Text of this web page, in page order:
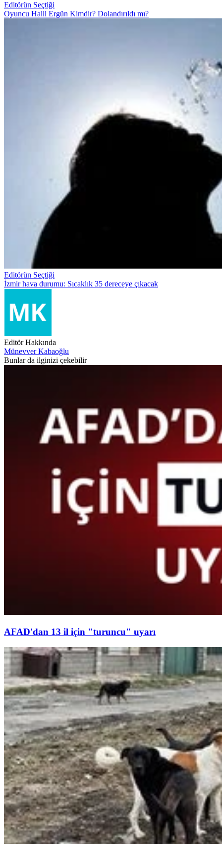
Editörün Seçtiği
Oyuncu Halil Ergün Kimdir? Dolandırıldı mı?
Editörün Seçtiği
İzmir hava durumu: Sıcaklık 35 dereceye çıkacak
Editör Hakkında
Münevver Kabaoğlu
Bunlar da ilginizi çekebilir
AFAD'dan 13 il için "turuncu" uyarı